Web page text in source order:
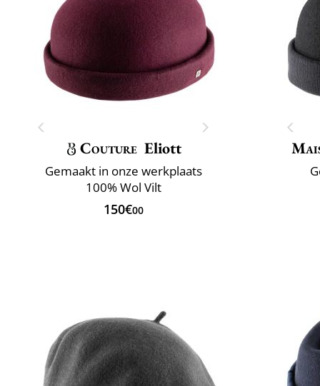
Couture Eliott
Gemaakt in onze werkplaats
100% Wol Vilt
150€00